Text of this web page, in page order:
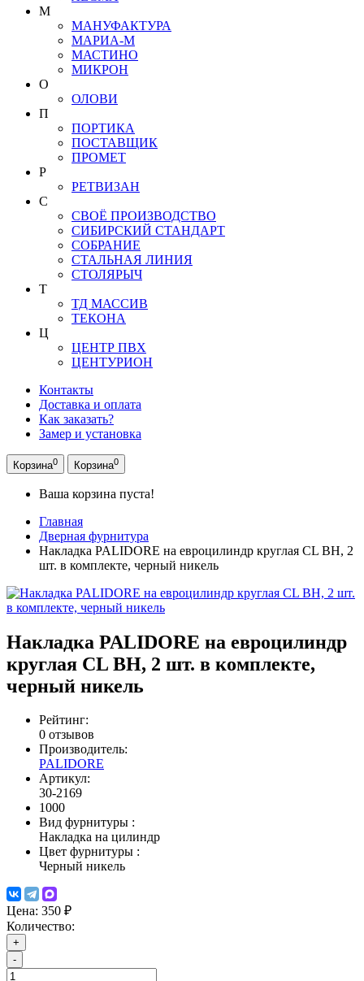
М
МАНУФАКТУРА
МАРИА-М
МАСТИНО
МИКРОН
О
ОЛОВИ
П
ПОРТИКА
ПОСТАВЩИК
ПРОМЕТ
Р
РЕТВИЗАН
С
СВОЁ ПРОИЗВОДСТВО
СИБИРСКИЙ СТАНДАРТ
СОБРАНИЕ
СТАЛЬНАЯ ЛИНИЯ
СТОЛЯРЫЧ
Т
ТД МАССИВ
ТЕКОНА
Ц
ЦЕНТР ПВХ
ЦЕНТУРИОН
Контакты
Доставка и оплата
Как заказать?
Замер и установка
Корзина0 Корзина0
Ваша корзина пуста!
Главная
Дверная фурнитура
Накладка PALIDORE на евроцилиндр круглая CL BH, 2
шт. в комплекте, черный никель
Накладка PALIDORE на евроцилиндр
круглая CL BH, 2 шт. в комплекте,
черный никель
Рейтинг:
0 отзывов
Производитель:
PALIDORE
Артикул:
30-2169
1000
Вид фурнитуры :
Накладка на цилиндр
Цвет фурнитуры :
Черный никель
Цена: 350 ₽
Количество:
+
-